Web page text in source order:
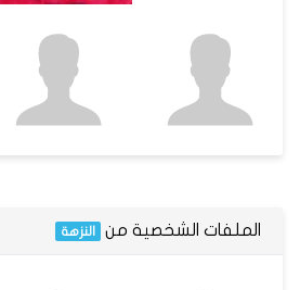
الملفات الشخصية من النزهة